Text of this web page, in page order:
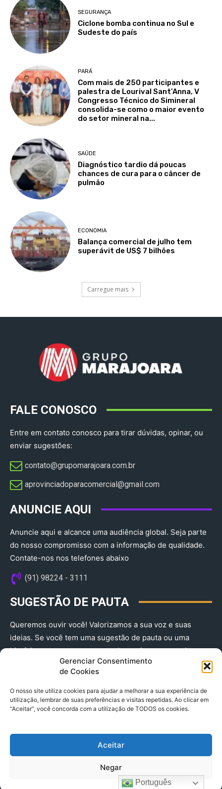
Gerenciar Consentimento
de Cookies
O nosso site utiliza cookies para ajudar a melhorar a sua experiência de
utilização, lembrar de suas preferências e visitas repetidas. Ao clicar em
“Aceitar”, você concorda com a utilização de TODOS os cookies.
Aceitar
Negar
SEGURANÇA
Ciclone bomba continua no Sul e
Sudeste do país
PARÁ
Com mais de 250 participantes e
palestra de Lourival Sant’Anna, V
Congresso Técnico do Simineral
consolida-se como o maior evento
do setor mineral na...
SAÚDE
Diagnóstico tardio dá poucas
chances de cura para o câncer de
pulmão
ECONOMIA
Balança comercial de julho tem
superávit de US$ 7 bilhões
Carregue mais
FALE CONOSCO
Entre em contato conosco para tirar dúvidas, opinar, ou
enviar sugestões:
contato@grupomarajoara.com.br
aprovinciadoparacomercial@gmail.com​
ANUNCIE AQUI
Anuncie aqui e alcance uma audiência global. Seja parte
do nosso compromisso com a informação de qualidade.
Contate-nos nos telefones abaixo
(91) 98224 - 3111
SUGESTÃO DE PAUTA
Queremos ouvir você! Valorizamos a sua voz e suas
ideias. Se você tem uma sugestão de pauta ou uma
história que merece ser contada, envie-nos agora!
(91) 98224 - 3111
© 2025 A Província do Pará CNPJ: 04.901.141/0001-36 End .
Trav. Quintino Bocaiuva 2301, Ed. Rogério Fernandez – Sala
2701- Cremação – CEP 66045.315
Português